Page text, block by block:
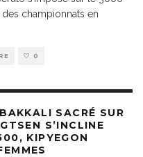
championnats en
0
SACRÉ SUR
S’INCLINE
KIPYEGON